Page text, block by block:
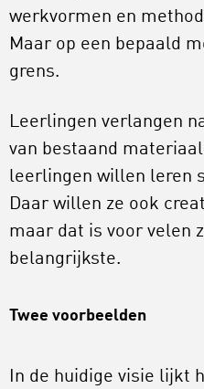
werkvormen en
Maar op een bepaald
grens.
Leerlingen verlangen
van bestaand
leerlingen willen leren
Daar willen ze ook
maar dat is voor velen
belangrijkste.
Twee voorbeelden
In de huidige visie lijkt